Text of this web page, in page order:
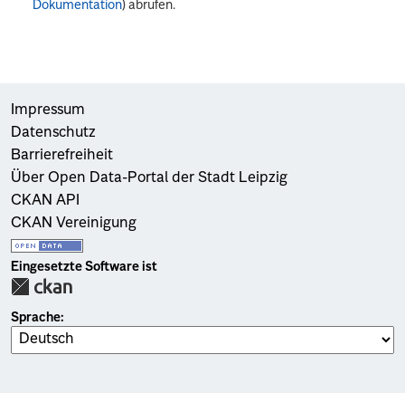
Dokumentation) abrufen.
Impressum
Datenschutz
Barrierefreiheit
Über Open Data-Portal der Stadt Leipzig
CKAN API
CKAN Vereinigung
Eingesetzte Software ist
Sprache